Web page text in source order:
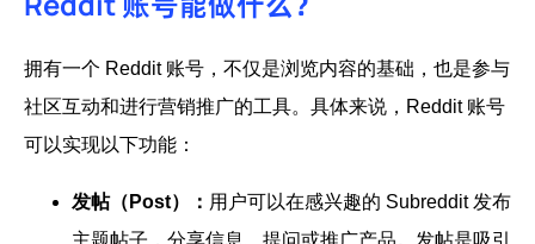
拥有一个 Reddit 账号，不仅是浏览内容的基础，也是参与
社区互动和进行营销推广的工具。具体来说，Reddit 账号
可以实现以下功能：
发帖（Post）： 用户可以在感兴趣的 Subreddit 发布